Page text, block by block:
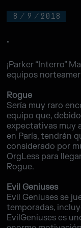
8 / 9 / 2018
"
¡Parker “Interro”
equipos
Rogue
Sería muy raro
equipo que,
expectativas muy
en París, tendrán
considerado por
OrgLess para
Rogue.
Evil Geniuses
Evil Geniuses se
temporadas,
EvilGeniuses es